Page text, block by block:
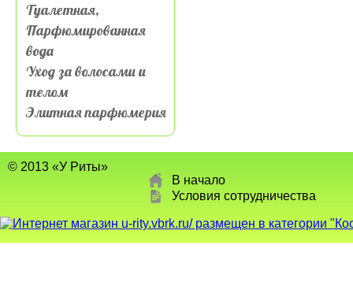
Туалетная,
Парфюмированная
вода
Уход за волосами и
телом
Элитная парфюмерия
© 2013 «У Риты»
В начало
Условия сотрудничества